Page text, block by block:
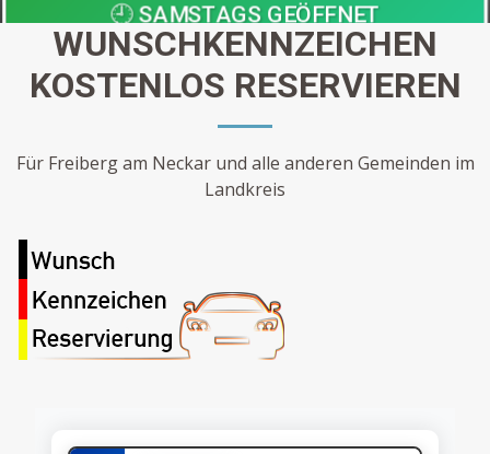
🕘 SAMSTAGS GEÖFFNET
Einziger Anbieter in der Region!
Abholung nach30 Minuten
WUNSCHKENNZEICHEN
KOSTENLOS RESERVIEREN
Für Freiberg am Neckar und alle anderen Gemeinden im
Landkreis